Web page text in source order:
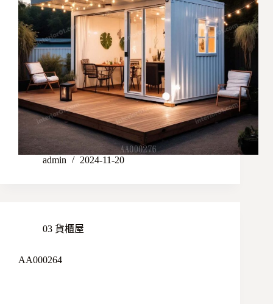
admin 2024-11-20
03 貨櫃屋
AA000264